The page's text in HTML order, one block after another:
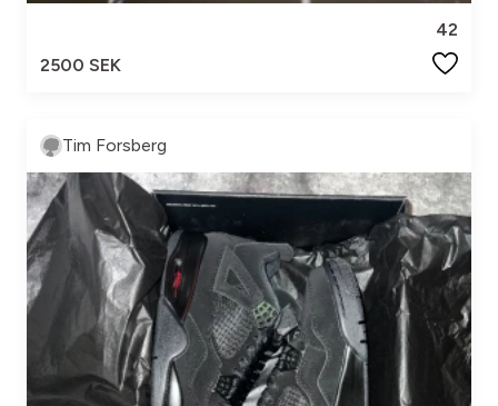
42
2500 SEK
Tim Forsberg